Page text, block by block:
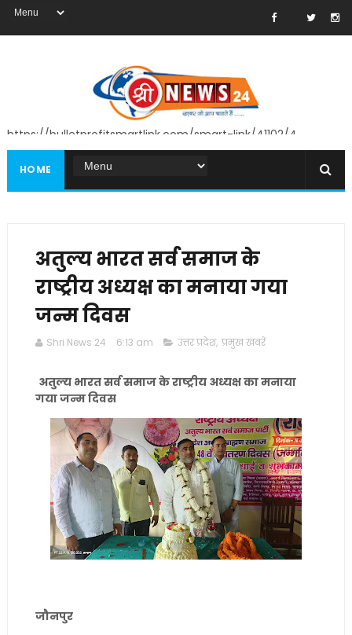
https://bulletprofitsmartlink.com/smart-link/41102/4
HOME
अतुल्य भारत सर्व समाज के
राष्ट्रीय अध्यक्ष का मनाया गया
जन्म दिवस
Shri News 24 6:13 am उत्तर प्रदेश, प्रमुख खबरें
अतुल्य भारत सर्व समाज के राष्ट्रीय अध्यक्ष का मनाया
गया जन्म दिवस
जौनपुर